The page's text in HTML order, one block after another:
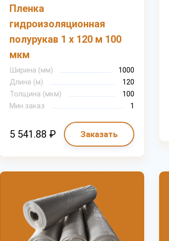
Пленка
гидроизоляционная
полурукав 1 х 120 м 100
мкм
Ширина (мм)
1000
Длина (м)
120
Толщина (мкм)
100
Мин.заказ
1
5 541.88 ₽ Заказать